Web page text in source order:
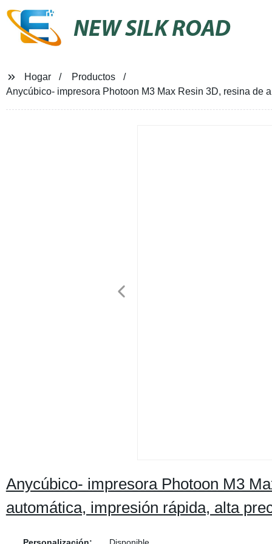
NEW SILK ROAD
Hogar
Productos
Anycúbico- impresora Photoon M3 Max Resin 3D, resina de
Anycúbico- impresora Photoon M3
automática, impresión rápida, alta